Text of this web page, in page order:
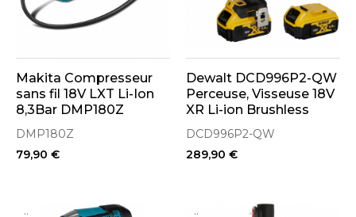
Makita Compresseur
sans fil 18V LXT Li-Ion
8,3Bar DMP180Z
(Machine Seule)
DMP180Z
79,90 €
Dewalt DCD996P2-QW
Perceuse, Visseuse 18V
XR Li-ion Brushless
2x5.0Ah avec coffret T-
Stak
DCD996P2-QW
289,90 €
.. ..